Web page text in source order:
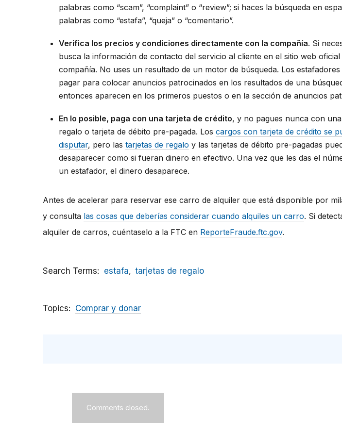
palabras como “scam”, “complaint” o “review”; si haces la búsqueda en
palabras como “estafa”, “queja” o “comentario”.
Verifica los precios y condiciones directamente con la compañía. Si
busca la información de contacto del servicio al cliente en el sitio web oficial
compañía. No uses un resultado de un motor de búsqueda. Los
pagar para colocar anuncios patrocinados en los resultados de una
entonces aparecen en los primeros puestos o en la sección de anuncios
En lo posible, paga con una tarjeta de crédito, y no pagues nunca con
regalo o tarjeta de débito pre-pagada. Los cargos con tarjeta de crédito se
disputar, pero las tarjetas de regalo y las tarjetas de débito pre-pagadas
desaparecer como si fueran dinero en efectivo. Una vez que les das el
un estafador, el dinero desaparece.
Antes de acelerar para reservar ese carro de alquiler que está disponible por
y consulta las cosas que deberías considerar cuando alquiles un carro. Si
alquiler de carros, cuéntaselo a la FTC en ReporteFraude.ftc.gov.
Search Terms estafa tarjetas de regalo
Topics Comprar y donar
Comments closed.